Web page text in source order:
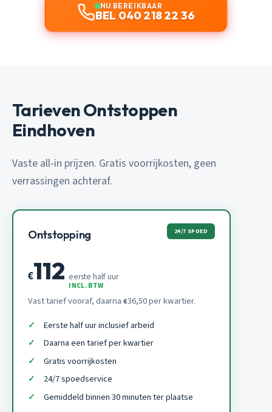
NU BEREIKBAAR
BEL 040 218 22 36
Tarieven Ontstoppen
Eindhoven
Vaste all-in prijzen. Gratis voorrijkosten, geen
verrassingen achteraf.
Ontstopping 24/7 SPOED
€112 eerste half uur
INCL. BTW
Vast tarief vooraf, daarna €36,50 per kwartier.
Eerste half uur inclusief arbeid
Daarna een tarief per kwartier
Gratis voorrijkosten
24/7 spoedservice
Gemiddeld binnen 30 minuten ter plaatse